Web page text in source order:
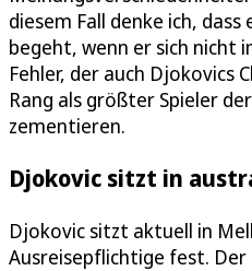
diesem Fall denke ich,
begeht, wenn er sich nicht
Fehler, der auch Djokovics
Rang als größter Spieler
zementieren.
Djokovic sitzt in
Djokovic sitzt aktuell in
Ausreisepflichtige fest. Der